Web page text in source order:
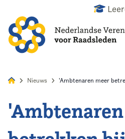
Home
Nieuws 'Ambtenaren meer